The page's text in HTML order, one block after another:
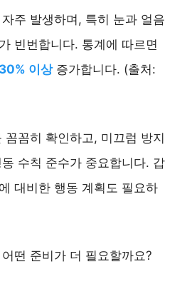
주 발생하며, 특히 눈과 얼음
빈번합니다. 통계에 따르면
30% 이상증가합니다. (출처:
꼼꼼히 확인하고, 미끄럼 방지
수칙 준수가 중요합니다. 갑
대비한 행동 계획도 필요하
떤 준비가 더 필요할까요?